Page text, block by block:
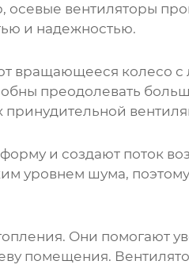
осевые вентиляторы
и надежностью.
вращающееся колесо с
преодолевать
принудительной
и создают поток
уровнем шума, поэтому
Они помогают
помещения.